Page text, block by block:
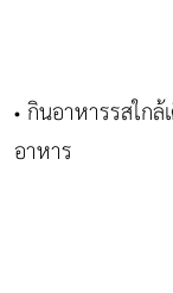
• กินอาหารรสใกล้
อาหาร